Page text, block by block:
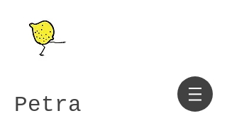
Petra